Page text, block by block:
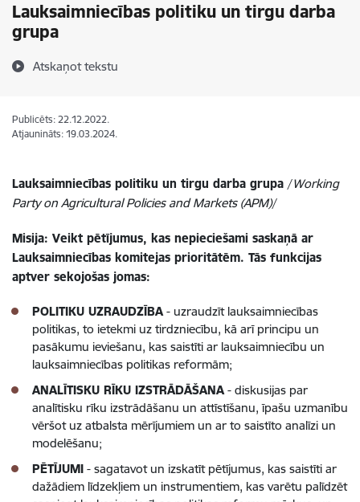
Lauksaimniecības politiku un tirgu darba
grupa
Atskaņot tekstu
Publicēts: 22.12.2022.
Atjaunināts: 19.03.2024.
Lauksaimniecības politiku un tirgu darba grupa /Working
Party on Agricultural Policies and Markets (APM)/
Misija: Veikt pētījumus, kas nepieciešami saskaņā ar
Lauksaimniecības komitejas prioritātēm. Tās funkcijas
aptver sekojošas jomas:
POLITIKU UZRAUDZĪBA- uzraudzīt lauksaimniecības
politikas, to ietekmi uz tirdzniecību, kā arī principu un
pasākumu ieviešanu, kas saistīti ar lauksaimniecību un
lauksaimniecības politikas reformām;
ANALĪTISKU RĪKU IZSTRĀDĀŠANA- diskusijas par
analītisku rīku izstrādāšanu un attīstīšanu, īpašu uzmanību
vēršot uz atbalsta mērījumiem un ar to saistīto analīzi un
modelēšanu;
PĒTĪJUMI - sagatavot un izskatīt pētījumus, kas saistīti ar
dažādiem līdzekļiem un instrumentiem, kas varētu palīdzēt